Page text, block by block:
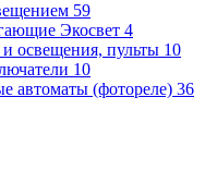
59
Экосвет 4
освещения, пульты 10
10
автоматы (фотореле) 36